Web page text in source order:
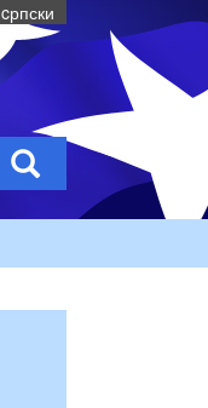
cрпски